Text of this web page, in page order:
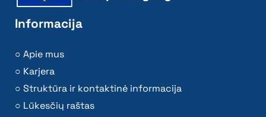
Informacija
Apie mus
Karjera
Struktūra ir kontaktinė informacija
Lūkesčių raštas